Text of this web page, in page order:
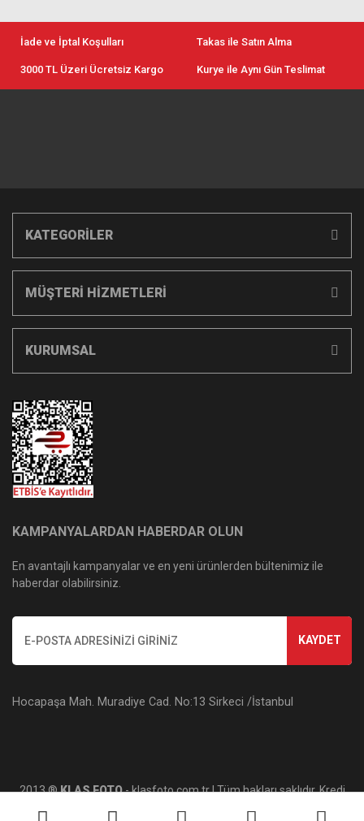
İade ve İptal Koşulları Takas ile Satın Alma
3000 TL Üzeri Ücretsiz Kargo Kurye ile Aynı Gün Teslimat
KATEGORİLER
MÜŞTERİ HİZMETLERİ
KURUMSAL
KAMPANYALARDAN HABERDAR OLUN
En avantajlı kampanyalar ve en yeni ürünlerden bültenimiz ile
haberdar olabilirsiniz.
KAYDET
Hocapaşa Mah. Muradiye Cad. No:13 Sirkeci /İstanbul
2013 ®KLAS FOTO- klasfoto.com.tr | Tüm hakları saklıdır. Kredi